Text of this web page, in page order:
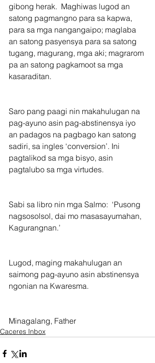
gibong herak.  Maghiwas lugod an
satong pagmangno para sa kapwa,
para sa mga nangangaipo; maglaba
an satong pasyensya para sa satong
tugang, magurang, mga aki; magrarom
pa an satong pagkamoot sa mga
kasaraditan.
Saro pang paagi nin makahulugan na
pag-ayuno asin pag-abstinensya iyo
an padagos na pagbago kan satong
sadiri, sa ingles ‘conversion’. Ini
pagtalikod sa mga bisyo, asin
pagtalubo sa mga virtudes.
Sabi sa libro nin mga Salmo:  ‘Pusong
nagsosolsol, dai mo masasayumahan,
Kagurangnan.’
Lugod, maging makahulugan an
saimong pag-ayuno asin abstinensya
ngonian na Kwaresma.
Minagalang, Father
Caceres Inbox